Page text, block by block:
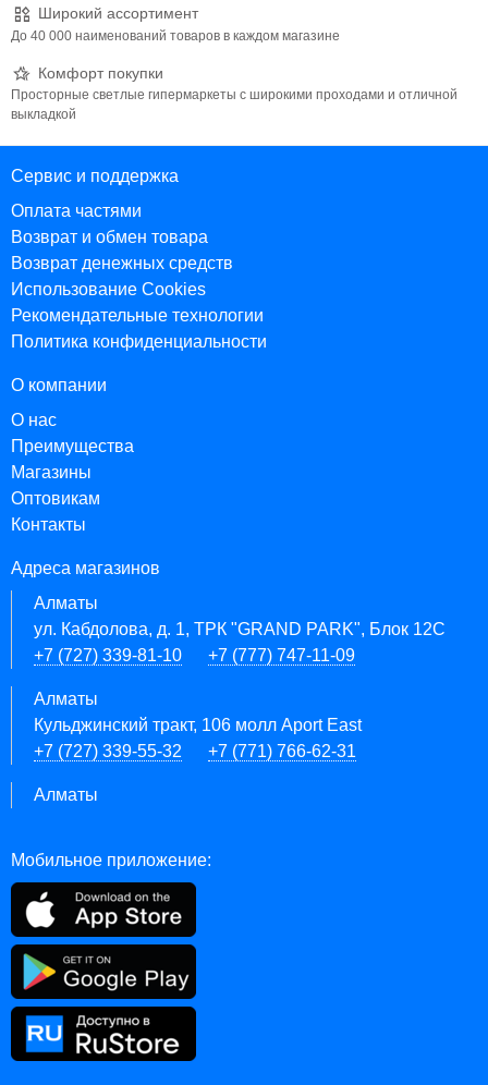
Широкий ассортимент
До 40 000 наименований товаров в каждом магазине
Комфорт покупки
Просторные светлые гипермаркеты с широкими проходами и отличной
выкладкой
Сервис и поддержка
Оплата частями
Возврат и обмен товара
Возврат денежных средств
Использование Cookies
Рекомендательные технологии
Политика конфиденциальности
О компании
О нас
Преимущества
Магазины
Оптовикам
Контакты
Адреса магазинов
Алматы
ул. Кабдолова, д. 1, ТРК "GRAND PARK", Блок 12C
+7 (727) 339-81-10
+7 (777) 747-11-09
Алматы
Кульджинский тракт, 106 молл Aport East
+7 (727) 339-55-32
+7 (771) 766-62-31
Алматы
Мобильное приложение: